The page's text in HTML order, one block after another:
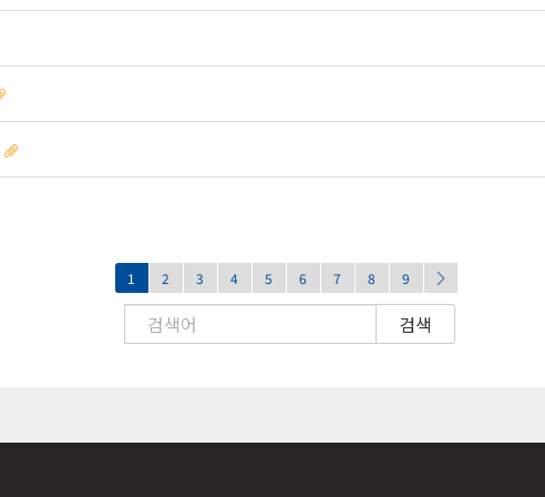
1 2 3 4 5 6 7 8 9
검색